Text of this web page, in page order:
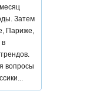
Затем
Париже,
в
вопросы